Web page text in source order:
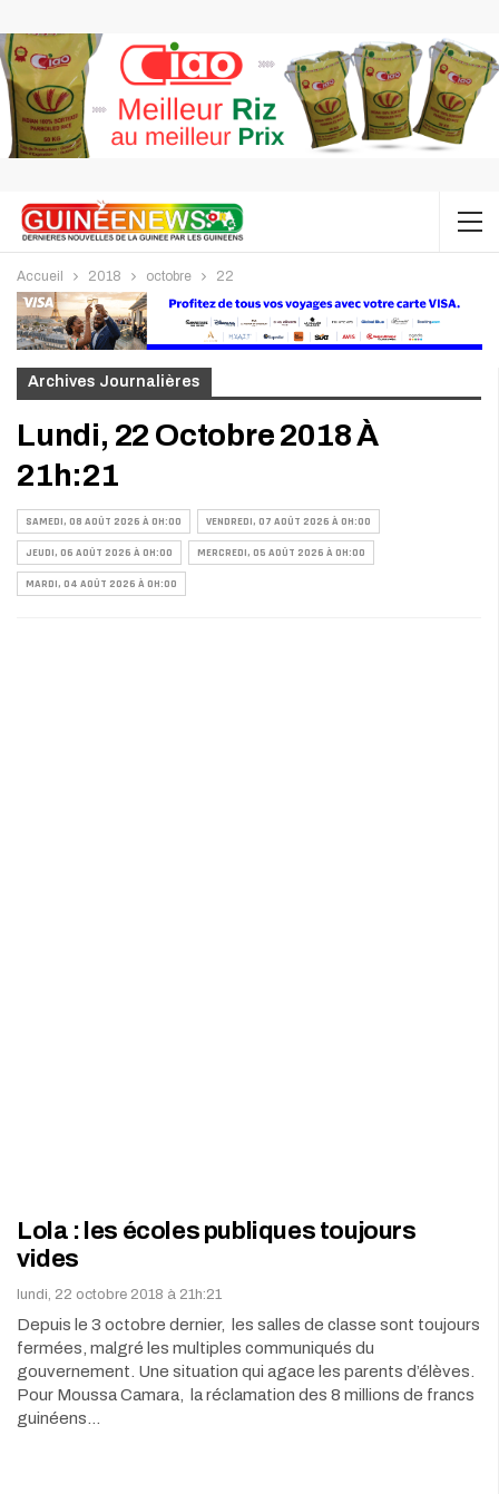
Accueil 2018 octobre 22
Archives Journalières
Lundi, 22 Octobre 2018 À
21h:21
SAMEDI, 08 AOÛT 2026 À 0H:00 VENDREDI, 07 AOÛT 2026 À 0H:00
JEUDI, 06 AOÛT 2026 À 0H:00 MERCREDI, 05 AOÛT 2026 À 0H:00
MARDI, 04 AOÛT 2026 À 0H:00
Lola : les écoles publiques toujours
vides
lundi, 22 octobre 2018 à 21h:21
Depuis le 3 octobre dernier, les salles de classe sont toujours
fermées, malgré les multiples communiqués du
gouvernement. Une situation qui agace les parents d’élèves.
Pour Moussa Camara, la réclamation des 8 millions de francs
guinéens…